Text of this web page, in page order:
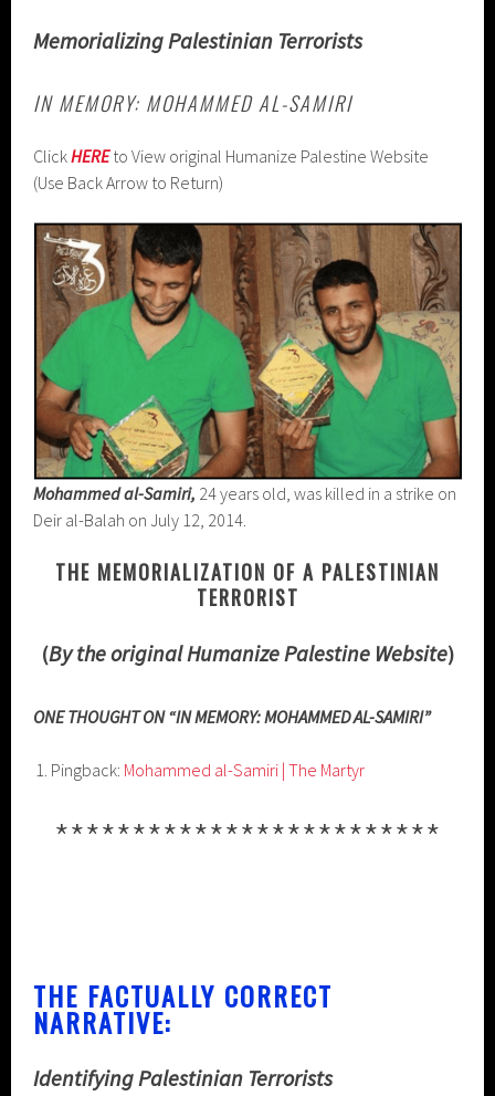
Memorializing Palestinian Terrorists
IN MEMORY: MOHAMMED AL-SAMIRI
ClickHEREto View original Humanize Palestine Website
(Use Back Arrow to Return)
Mohammed al-Samiri, 24 years old, was killed in a strike on
Deir al-Balah on July 12, 2014.
THE MEMORIALIZATION OF A PALESTINIAN
TERRORIST
(By the original Humanize Palestine Website)
ONE THOUGHT ON “IN MEMORY: MOHAMMED AL-SAMIRI”
Pingback: Mohammed al-Samiri | The Martyr
*************************
THE FACTUALLY CORRECT
NARRATIVE:
Identifying Palestinian Terrorists